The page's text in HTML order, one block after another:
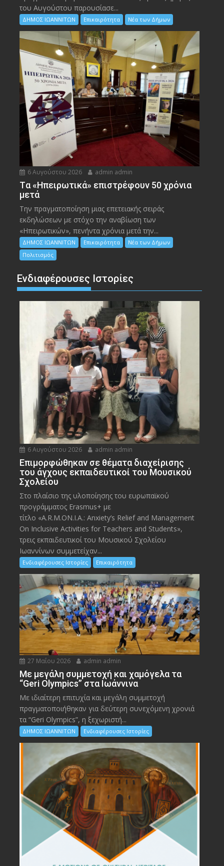
του Αυγούστου παρουσίασε...
ΔΗΜΟΣ ΙΩΑΝΝΙΤΩΝ Επικαιρότητα Νέα των Δήμων
6 Αυγούστου 2026 admin admin
Tα «Ηπειρωτικά» επιστρέφουν 50 χρόνια
μετά
Την πραγματοποίηση μιας επετειακής σειράς
εκδηλώσεων με στόχο την αναβίωση των
«Ηπειρωτικών», πενήντα χρόνια μετά την...
ΔΗΜΟΣ ΙΩΑΝΝΙΤΩΝ Επικαιρότητα
Νέα των Δήμων
Πολιτισμός
Ενδιαφέρουσες Ιστορίες
6 Αυγούστου 2026 admin admin
Eπιμορφώθηκαν σε θέματα διαχείρισης
του άγχους εκπαιδευτικοί του Μουσικού
Σχολείου
Στο πλαίσιο της υλοποίησης του ευρωπαϊκού
προγράμματος Erasmus+ με
τίτλο «A.R.M.ON.I.A.: Anxiety’s Relief and Management
On Inclusive Activities for Teachers and Students»,
τρεις εκπαιδευτικοί του Μουσικού Σχολείου
Ιωαννίνων συμμετείχαν...
Ενδιαφέρουσες Ιστορίες Επικαιρότητα
27 Μαΐου 2026 admin admin
Με μεγάλη συμμετοχή και χαμόγελα τα
“Geri Olympics” στα Ιωάννινα
Με ιδιαίτερη επιτυχία και μεγάλη συμμετοχή
πραγματοποιήθηκαν για δεύτερη συνεχόμενη χρονιά
τα “Geri Olympics”, η ξεχωριστή...
ΔΗΜΟΣ ΙΩΑΝΝΙΤΩΝ Ενδιαφέρουσες Ιστορίες